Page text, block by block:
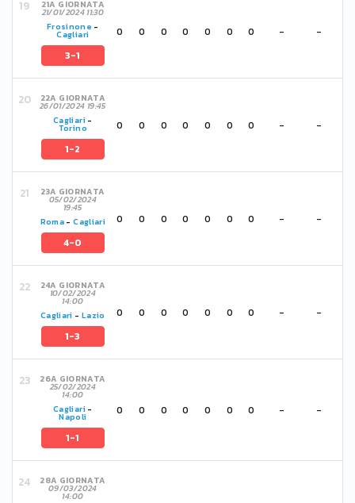
21A GIORNATA
21/01/2024 11:30
Frosinone -
Cagliari
3-1
0 0 0 0 0 0 0 - -
22A GIORNATA
26/01/2024 19:45
Cagliari-
Torino
1-2
0 0 0 0 0 0 0 - -
23A GIORNATA
05/02/2024
19:45
Roma -Cagliari
4-0
0 0 0 0 0 0 0 - -
24A GIORNATA
10/02/2024
14:00
Cagliari - Lazio
1-3
0 0 0 0 0 0 0 - -
26A GIORNATA
25/02/2024
14:00
Cagliari-
Napoli
1-1
0 0 0 0 0 0 0 - -
28A GIORNATA
09/03/2024
14:00